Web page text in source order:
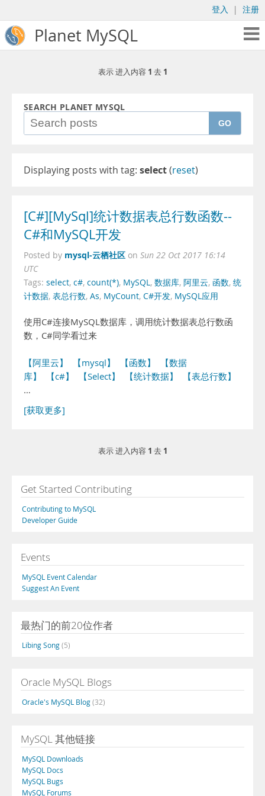
登入 | 注册
Planet MySQL
表示 进入内容 1 去 1
SEARCH PLANET MYSQL
GO
Displaying posts with tag: select(reset)
[C#][MySql]统计数据表总行数函数--
C#和MySQL开发
Posted by mysql-云栖社区 on Sun 22 Oct 2017 16:14
UTC
Tags: select, c#, count(*), MySQL, 数据库, 阿里云, 函数, 统
计数据, 表总行数, As, MyCount, C#开发, MySQL应用
使用C#连接MySQL数据库，调用统计数据表总行数函
数，C#同学看过来
【阿里云】 【mysql】 【函数】
【数据
库】
【c#】 【Select】 【统计数据】
【表总行数】
…
[获取更多]
表示 进入内容 1 去 1
Get Started Contributing
Contributing to MySQL
Developer Guide
Events
MySQL Event Calendar
Suggest An Event
最热门的前20位作者
Libing Song(5)
Oracle MySQL Blogs
Oracle's MySQL Blog(32)
MySQL 其他链接
MySQL Downloads
MySQL Docs
MySQL Bugs
MySQL Forums